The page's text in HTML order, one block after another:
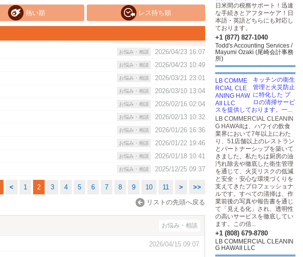
熱い順 レス待ち順
お悩み・相談
2026/04/23 16:07
お悩み・相談
2026/04/23 10:49
お悩み・相談
2026/03/21 23:01
お悩み・相談
2026/03/10 13:04
お悩み・相談
2026/02/16 02:04
お悩み・相談
2026/02/13 10:32
お悩み・相談
2026/01/26 16:36
お悩み・相談
2026/01/22 19:46
お悩み・相談
2026/01/18 10:41
お悩み・相談 2025/12/25 09:37
< 1 2 3 4 5 6 7 8 9 10 11 >
>>
リストの先頭へ戻る
お悩み・相談
2026/04/15 09:07
日米間の税務サポート！迅速
な手続きとアフターケア！日
本語・英語どちらにも対応し
ております。
+1 (877) 827-1040
Todd's Accounting Services /
Mayumi Ozaki (尾崎会計事務
所)
キッチンの衛生
管理と火災防止
に特化した プ
ロの清掃サービ
スを提供しております。一...
LB COMMERCIAL CLEANIN
G HAWAIIは、ハワイの飲食
業界において7年以上にわた
り、51店舗以上のレストラン
とパートナーシップを築いて
きました。私たちは厨房の油
汚れ除去や徹底した衛生管理
を通じて、火災リスクの低減
と安全・安心な環境づくりを
支えてきたプロフェッショナ
ルです。すべての清掃は、作
業前後の写真や報告書を通じ
て「見える化」され、透明性
の高いサービスを徹底してい
ます。この信...
+1 (808) 679-8780
LB COMMERCIAL CLEANIN
G HAWAII LLC